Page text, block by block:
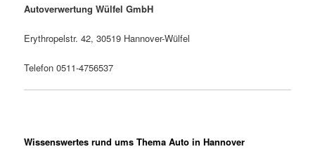
Autoverwertung Wülfel GmbH
Erythropelstr. 42, 30519 Hannover-Wülfel
Telefon 0511-4756537
Wissenswertes rund ums Thema Auto in Hannover